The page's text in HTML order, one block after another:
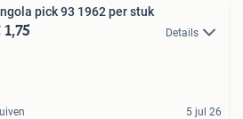
pick 93 1962 per stuk
Details
5 jul 26